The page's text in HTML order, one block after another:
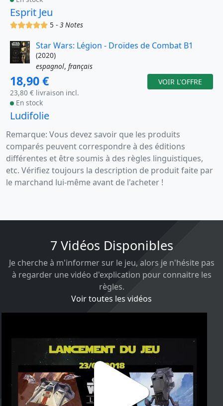
Esprit Jeu
(x)(x)(x)(x)(x)5 -3 Notes
Star Wars: Légion - Droïdes de Combat B1
(2020)
espagnol, français
18,90 €
23,80 € livraison incl.
En stock
VOIR L'OFFRE
Ludifolie
Remarque: Vous devez savoir que les produits
comparés peuvent correspondre à des éditions
différentes et être soumis à des règles linguistiques,
etc. Vérifiez toujours la description de produit faite par
le marchand lui-même avant de l'acheter !
7 Vidéos Disponibles
Je cherche à m'informer sur le jeu, alors je n'hésite pas
à regarder une vidéo d'explication pour connaitre les
règles.
Voir toutes les vidéos